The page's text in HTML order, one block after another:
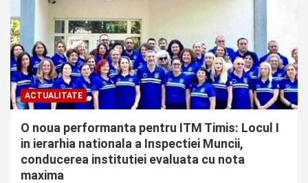
ACTUALITATE
O noua performanta pentru ITM Timis: Locul I
in ierarhia nationala a Inspectiei Muncii,
conducerea institutiei evaluata cu nota
maxima